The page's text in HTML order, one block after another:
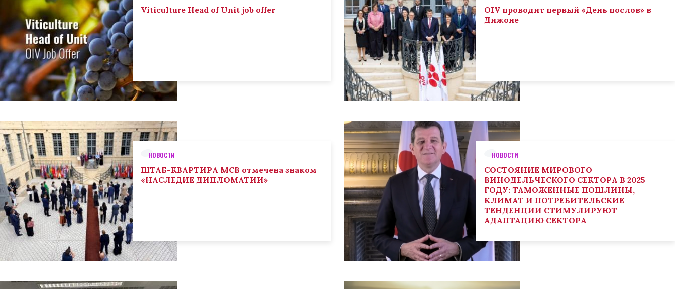
Viticulture Head of Unit job offer
OIV проводит первый «День послов» в
Дижоне
НОВОСТИ
ШТАБ-КВАРТИРА МСВ отмечена знаком
«НАСЛЕДИЕ ДИПЛОМАТИИ»
НОВОСТИ
СОСТОЯНИЕ МИРОВОГО
ВИНОДЕЛЬЧЕСКОГО СЕКТОРА В 2025
ГОДУ: ТАМОЖЕННЫЕ ПОШЛИНЫ,
КЛИМАТ И ПОТРЕБИТЕЛЬСКИЕ
ТЕНДЕНЦИИ СТИМУЛИРУЮТ
АДАПТАЦИЮ СЕКТОРА